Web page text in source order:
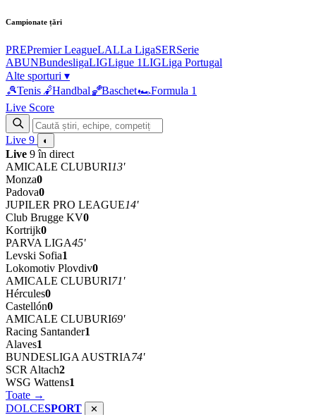
Campionate țări
PREPremier LeagueLALLa LigaSERSerie
ABUNBundesligaLIGLigue 1LIGLiga Portugal
Alte sporturi ▾
🎾Tenis 🤾Handbal🏀Baschet🏎Formula 1
Live Score
Live 9 ◐
Live 9 în direct
AMICALE CLUBURI13'
Monza0
Padova0
JUPILER PRO LEAGUE14'
Club Brugge KV0
Kortrijk0
PARVA LIGA45'
Levski Sofia1
Lokomotiv Plovdiv0
AMICALE CLUBURI71'
Hércules0
Castellón0
AMICALE CLUBURI69'
Racing Santander1
Alaves1
BUNDESLIGA AUSTRIA74'
SCR Altach2
WSG Wattens1
Toate →
DOLCESPORT ✕